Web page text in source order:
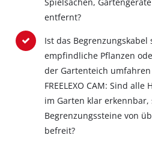
entfernt?
Ist das Begrenzungskabel
empfindliche Pflanzen
der Gartenteich
FREELEXO CAM: Sind
im Garten klar
Begrenzungssteine von
befreit?